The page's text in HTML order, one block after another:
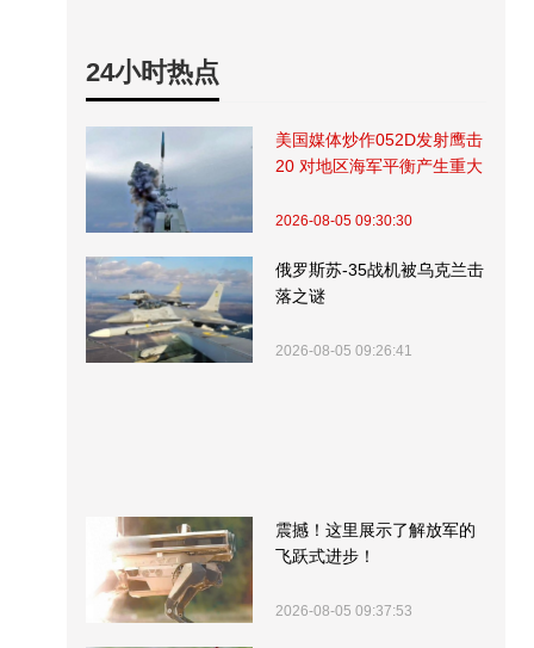
24小时热点
美国媒体炒作052D发射鹰击
20 对地区海军平衡产生重大
2026-08-05 09:30:30
俄罗斯苏-35战机被乌克兰击
落之谜
2026-08-05 09:26:41
震撼！这里展示了解放军的
飞跃式进步！
2026-08-05 09:37:53